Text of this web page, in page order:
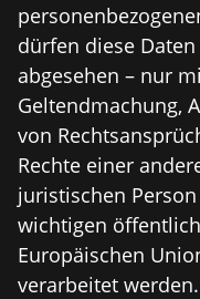
dürfen diese
abgesehen – nur
Geltendmachung,
von
Rechte einer
juristischen
wichtigen
Europäischen
verarbeitet werden.